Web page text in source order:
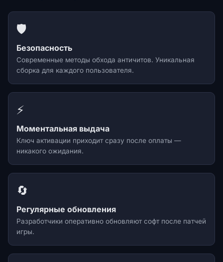
🛡️
Безопасность
Современные методы обхода античитов. Уникальная
сборка для каждого пользователя.
⚡
Моментальная выдача
Ключ активации приходит сразу после оплаты —
никакого ожидания.
🔄
Регулярные обновления
Разработчики оперативно обновляют софт после патчей
игры.